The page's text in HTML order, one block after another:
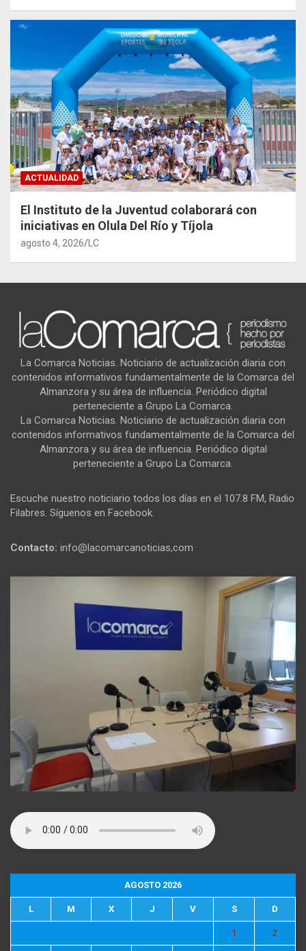
ACTUALIDAD
El Instituto de la Juventud colaborará con
iniciativas en Olula Del Río y Tíjola
agosto 4, 2026 LC
La Comarca Noticias. Noticiario de actualización diaria con
contenidos informativos fundamentalmente de la Comarca del
Almanzora y su área de influencia. Periódico digital
perteneciente a Grupo La Comarca.
La Comarca Noticias. Noticiario de actualización diaria con
contenidos informativos fundamentalmente de la Comarca del
Almanzora y su área de influencia. Periódico digital
perteneciente a Grupo La Comarca.
Escuche nuestro noticiario todos los días en el 107.8 FM, Radio
Filabres. Síguenos en Facebook.
Contacto: info@lacomarcanoticias,com
AGOSTO 2026
L M X J V S D
1 2